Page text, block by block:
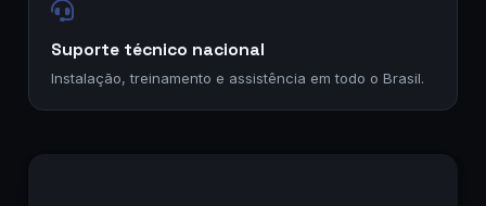
Suporte técnico nacional
Instalação, treinamento e assistência em todo o Brasil.